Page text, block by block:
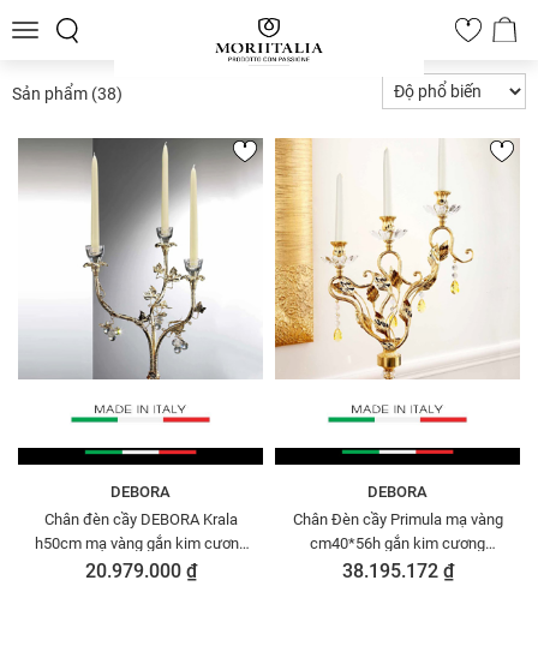
Toggle
0
Sản phẩm (38)
DEBORA
Chân đèn cầy DEBORA Krala
h50cm mạ vàng gắn kim cương
Swarovski - 19020
20.979.000 ₫
DEBORA
Chân Đèn cầy Primula mạ vàng
cm40*56h gắn kim cương
Swarovski DEBORA DC2424
38.195.172 ₫